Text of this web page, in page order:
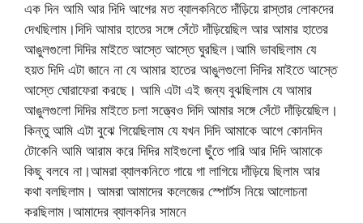
এক দিন আমি আর দিদি আগের মত ব্যালকনিতে দাঁড়িয়ে রাস্তার লোকদের
দেখছিলাম।দিদি আমার হাতের সঙ্গে সেঁটে দাঁড়িয়েছিল আর আমার হাতের
আঙুলগুলো দিদির মাইতে আস্তে আস্তে ঘুরছিল।আমি ভাবছিলাম যে
হয়ত দিদি এটা জানে না যে আমার হাতের আঙুলগুলো দিদির মাইতে আস্তে
আস্তে ঘোরাফেরা করছে। আমি এটা এই জন্য বুঝছিলাম যে আমার
আঙুলগুলো দিদির মাইতে চলা সত্ত্বেও দিদি আমার সঙ্গে সেঁটে দাঁড়িয়েছিল।
কিন্তু আমি এটা বুঝে গিয়েছিলাম যে যখন দিদি আমাকে আগে কোনদিন
টোকেনি আমি আরাম করে দিদির মাইগুলো ছুঁতে পারি আর দিদি আমাকে
কিছু বলবে না।আমরা ব্যালকনিতে গায়ে গা লাগিয়ে দাঁড়িয়ে ছিলাম আর
কথা বলছিলাম। আমরা আমাদের কলেজের স্পোর্টস নিয়ে আলোচনা
করছিলাম।আমাদের ব্যালকনির সামনে